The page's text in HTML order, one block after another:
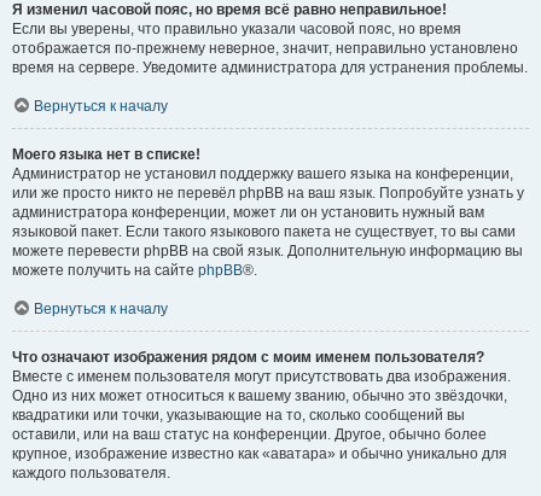
Я изменил часовой пояс, но время всё равно неправильное!
Если вы уверены, что правильно указали часовой пояс, но время
отображается по-прежнему неверное, значит, неправильно установлено
время на сервере. Уведомите администратора для устранения проблемы.
Вернуться к началу
Моего языка нет в списке!
Администратор не установил поддержку вашего языка на конференции,
или же просто никто не перевёл phpBB на ваш язык. Попробуйте узнать у
администратора конференции, может ли он установить нужный вам
языковой пакет. Если такого языкового пакета не существует, то вы сами
можете перевести phpBB на свой язык. Дополнительную информацию вы
можете получить на сайте phpBB®.
Вернуться к началу
Что означают изображения рядом с моим именем пользователя?
Вместе с именем пользователя могут присутствовать два изображения.
Одно из них может относиться к вашему званию, обычно это звёздочки,
квадратики или точки, указывающие на то, сколько сообщений вы
оставили, или на ваш статус на конференции. Другое, обычно более
крупное, изображение известно как «аватара» и обычно уникально для
каждого пользователя.